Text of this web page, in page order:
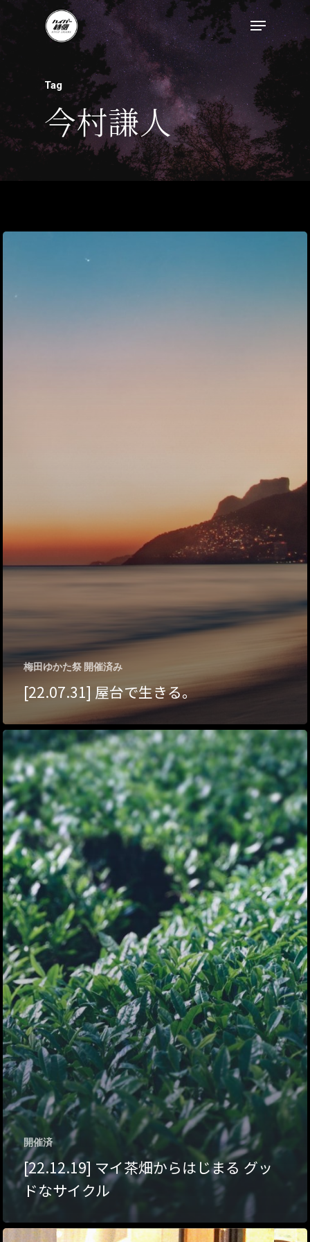
Tag
今村謙人
梅田ゆかた祭 開催済み
[22.07.31] 屋台で生きる。
開催済
[22.12.19] マイ茶畑からはじまる グッ
ドなサイクル
ハイパー縁側@淀屋
ハイパー縁側@中山
ハイパー縁側@私市
ハイパー縁側@夢キ
ハイパー縁側@東本
ハイパー縁側@阿倍
ハイパー縁側@新京
ハイパー縁側@塩屋
ハイパー縁側@梅田
祭
ハイパー縁側@車山
Archives
Archives リスト表示
Category
アート／文化／音楽
クラフト
コミュニティ／まちづ
ビジネス／起業／経営
医療／健康／福祉
教育／哲学
アクセス
お問い合わせ
About Hyper Engawa
E: info@hyper-
F: